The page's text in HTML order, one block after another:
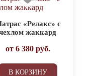
«Релакс» с
жаккард
от 6 380руб.
В КОРЗИНУ